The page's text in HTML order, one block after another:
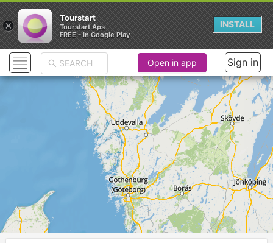
Open in app Sign in
×
Tourstart
Tourstart Aps
FREE - In Google Play
INSTALL